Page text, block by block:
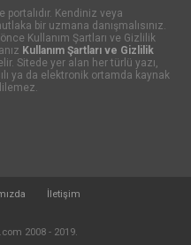
Kendiniz veya
bir uzmana danışmalısınız.
Kullanım Şartları ve Gizlilik
Kullanım Şartları ve Gizlilik
Sitede yer alan her türlü yazı,
ya da elektronik ortamda kaynak
İletişim
2008 - 2019.